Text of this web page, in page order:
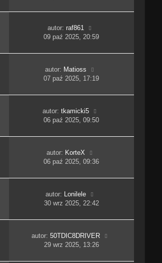
autor:raf861
09 paź 2025, 20:59
autor: Matioss
07 paź 2025, 17:19
autor:tkamicki5
06 paź 2025, 09:50
autor: KorteX
06 paź 2025, 09:36
autor: Lonilele
30 wrz 2025, 22:42
autor:50TDIC8DRIVER
29 wrz 2025, 13:26